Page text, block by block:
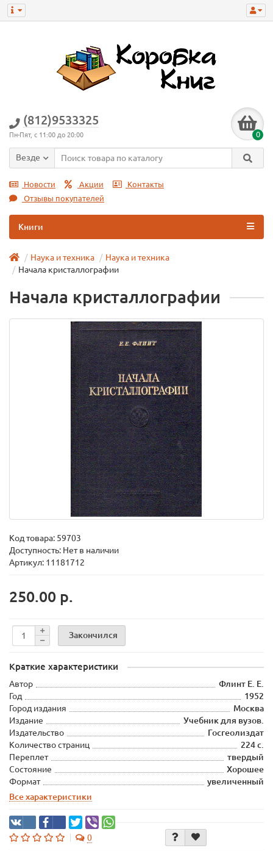
(812)9533325
Пн-Пят, с 11:00 до 20:00 0
Везде
Новости Акции
Контакты
Отзывы покупателей
Книги
Наука и техника
Наука и техникa
Начала кристаллографии
Начала кристаллографии
Код товара: 59703
Доступность: Нет в наличии
Артикул: 11181712
250.00 р.
Закончился
Краткие характеристики
Автор
Флинт Е. Е.
Год
1952
Город издания
Москва
Издание
Учебник для вузов.
Издательство
Госгеолиздат
Количество страниц
224 с.
Переплет
твердый
Состояние
Хорошее
Формат
увеличенный
Все характеристики
0